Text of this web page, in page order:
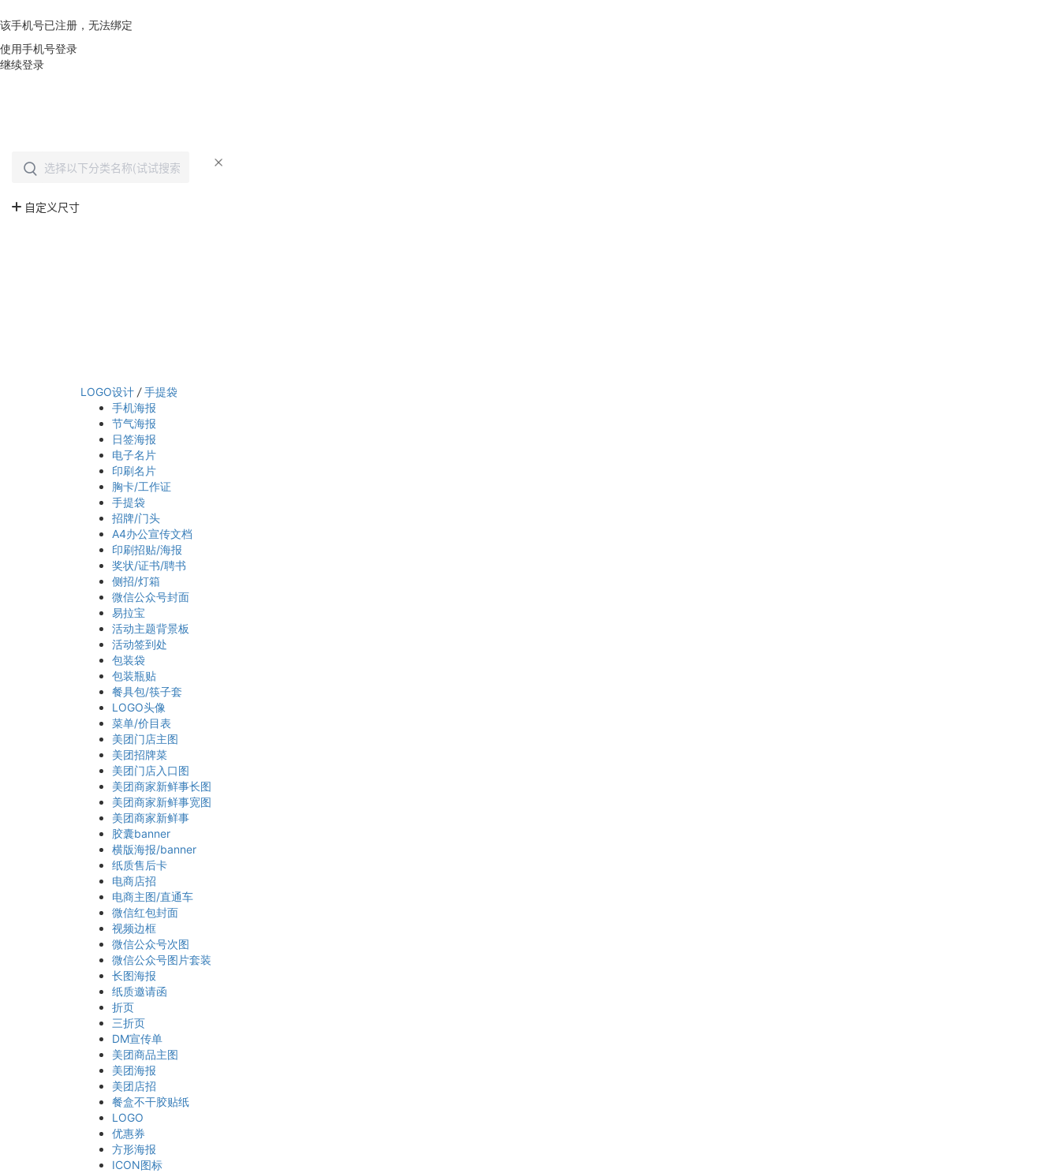
该手机号已注册，无法绑定
使用手机号登录
继续登录
LOGO设计 / 手提袋
手机海报
节气海报
日签海报
电子名片
印刷名片
胸卡/工作证
手提袋
招牌/门头
A4办公宣传文档
印刷招贴/海报
奖状/证书/聘书
侧招/灯箱
微信公众号封面
易拉宝
活动主题背景板
活动签到处
包装袋
包装瓶贴
餐具包/筷子套
LOGO头像
菜单/价目表
美团门店主图
美团招牌菜
美团门店入口图
美团商家新鲜事长图
美团商家新鲜事宽图
美团商家新鲜事
胶囊banner
横版海报/banner
纸质售后卡
电商店招
电商主图/直通车
微信红包封面
视频边框
微信公众号次图
微信公众号图片套装
长图海报
纸质邀请函
折页
三折页
DM宣传单
美团商品主图
美团海报
美团店招
餐盒不干胶贴纸
LOGO
优惠券
方形海报
ICON图标